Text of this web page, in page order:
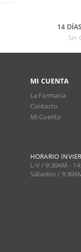
14
Sin
MI CUENTA
La Farmacia
Contacto
Mi Cuenta
HORARIO
L-V / 9:30AM -
Sábados /